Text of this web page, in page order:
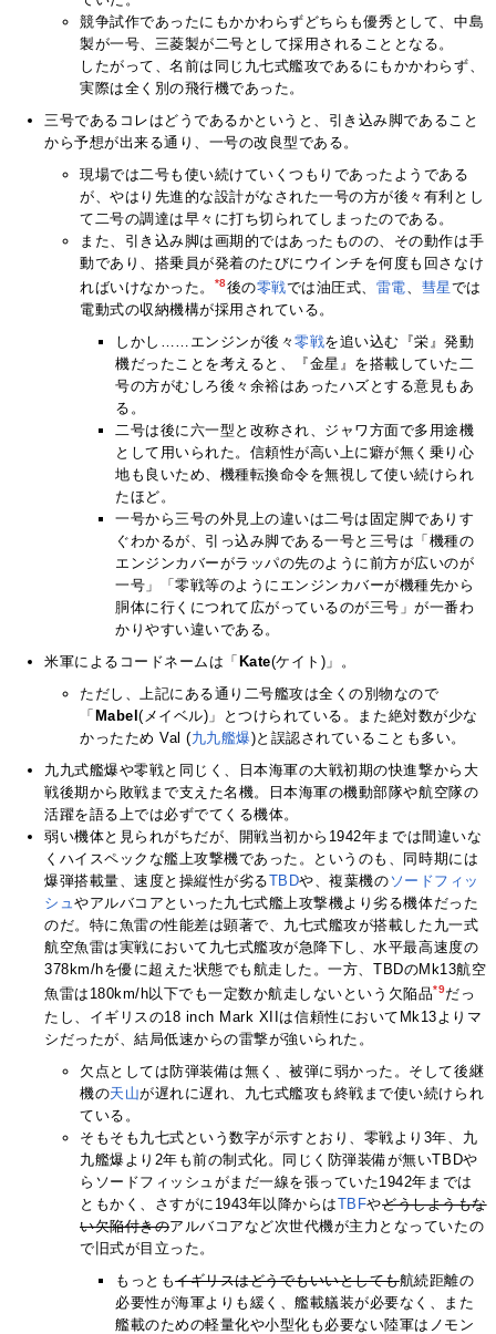
競争試作であったにもかかわらずどちらも優秀として、中島
製が一号、三菱製が二号として採用されることとなる。
したがって、名前は同じ九七式艦攻であるにもかかわらず、
実際は全く別の飛行機であった。
三号であるコレはどうであるかというと、引き込み脚であること
から予想が出来る通り、一号の改良型である。
現場では二号も使い続けていくつもりであったようである
が、やはり先進的な設計がなされた一号の方が後々有利とし
て二号の調達は早々に打ち切られてしまったのである。
また、引き込み脚は画期的ではあったものの、その動作は手
動であり、搭乗員が発着のたびにウインチを何度も回さなけ
ればいけなかった。
*8後の零戦では油圧式、 雷電、 彗星では
電動式の収納機構が採用されている。
しかし……エンジンが後々零戦を追い込む『栄』発動
機だったことを考えると、『金星』を搭載していた二
号の方がむしろ後々余裕はあったハズとする意見もあ
る。
二号は後に六一型と改称され、ジャワ方面で多用途機
として用いられた。信頼性が高い上に癖が無く乗り心
地も良いため、機種転換命令を無視して使い続けられ
たほど。
一号から三号の外見上の違いは二号は固定脚でありす
ぐわかるが、引っ込み脚である一号と三号は「機種の
エンジンカバーがラッパの先のように前方が広いのが
一号」「零戦等のようにエンジンカバーが機種先から
胴体に行くにつれて広がっているのが三号」が一番わ
かりやすい違いである。
米軍によるコードネームは「 Kate(ケイト)」。
ただし、上記にある通り二号艦攻は全くの別物なので
「 Mabel(メイベル)」とつけられている。また絶対数が少な
かったため Val (九九艦爆)と誤認されていることも多い。
九九式艦爆や零戦と同じく、日本海軍の大戦初期の快進撃から大
戦後期から敗戦まで支えた名機。日本海軍の機動部隊や航空隊の
活躍を語る上では必ずでてくる機体。
弱い機体と見られがちだが、開戦当初から1942年までは間違いな
くハイスペックな艦上攻撃機であった。というのも、同時期には
爆弾搭載量、速度と操縦性が劣るTBDや、複葉機の ソードフィッ
シュやアルバコアといった九七式艦上攻撃機より劣る機体だった
のだ。特に魚雷の性能差は顕著で、九七式艦攻が搭載した九一式
航空魚雷は実戦において九七式艦攻が急降下し、水平最高速度の
378km/hを優に超えた状態でも航走した。一方、TBDのMk13航空
魚雷は180km/h以下でも一定数か航走しないという欠陥品*9だっ
たし、イギリスの18 inch Mark XIIは信頼性においてMk13よりマ
シだったが、結局低速からの雷撃が強いられた。
欠点としては防弾装備は無く、被弾に弱かった。そして後継
機の天山が遅れに遅れ、九七式艦攻も終戦まで使い続けられ
ている。
そもそも九七式という数字が示すとおり、零戦より3年、九
九艦爆より2年も前の制式化。同じく防弾装備が無いTBDや
らソードフィッシュがまだ一線を張っていた1942年までは
ともかく、さすがに1943年以降からはTBFやどうしようもな
い欠陥付きのアルバコアなど次世代機が主力となっていたの
で旧式が目立った。
もっともイギリスはどうでもいいとしても航続距離の
必要性が海軍よりも緩く、艦載艤装が必要なく、また
艦載のための軽量化や小型化も必要ない陸軍はノモン